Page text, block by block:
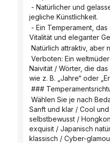
jegliche Künstlichkeit.
Vitalität und eleganter
Natürlich attraktiv, aber
Naivität / Wörter, die
wie z. B. „Jahre“ oder
###
Sanft und klar / Cool
selbstbewusst /
exquisit / Japanisch
klassisch / Cyber-